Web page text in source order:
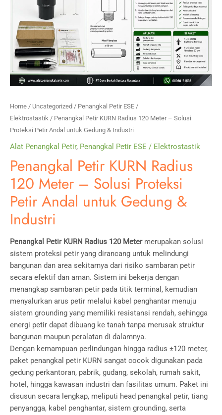
Home / Uncategorized / Penangkal Petir ESE /
Elektrostastik / Penangkal Petir KURN Radius 120 Meter – Solusi
Proteksi Petir Andal untuk Gedung & Industri
Alat Penangkal Petir, Penangkal Petir ESE / Elektrostastik
Penangkal Petir KURN Radius
120 Meter – Solusi Proteksi
Petir Andal untuk Gedung &
Industri
Penangkal Petir KURN Radius 120 Metermerupakan solusi
sistem proteksi petir yang dirancang untuk melindungi
bangunan dan area sekitarnya dari risiko sambaran petir
secara efektif dan aman. Sistem ini bekerja dengan
menangkap sambaran petir pada titik terminal, kemudian
menyalurkan arus petir melalui kabel penghantar menuju
sistem grounding yang memiliki resistansi rendah, sehingga
energi petir dapat dibuang ke tanah tanpa merusak struktur
bangunan maupun peralatan di dalamnya.
Dengan kemampuan perlindungan hingga radius ±120 meter,
paket penangkal petir KURN sangat cocok digunakan pada
gedung perkantoran, pabrik, gudang, sekolah, rumah sakit,
hotel, hingga kawasan industri dan fasilitas umum. Paket ini
disusun secara lengkap, meliputi head penangkal petir, tiang
penyangga, kabel penghantar, sistem grounding, serta